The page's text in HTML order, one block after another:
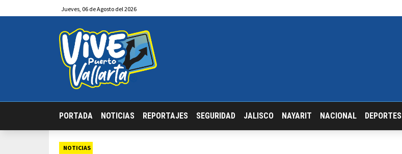
Jueves, 06 deAgosto del 2026
PORTADA NOTICIAS REPORTAJES SEGURIDAD JALISCO NAYARIT NACIONAL DEPORTES
NOTICIAS